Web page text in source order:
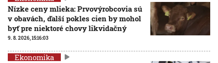
Nízke ceny mlieka: Prvovýrobcovia sú
v obavách, ďalší pokles cien by mohol
byť pre niektoré chovy likvidačný
9. 8. 2026, 15:16:03
Ekonomika